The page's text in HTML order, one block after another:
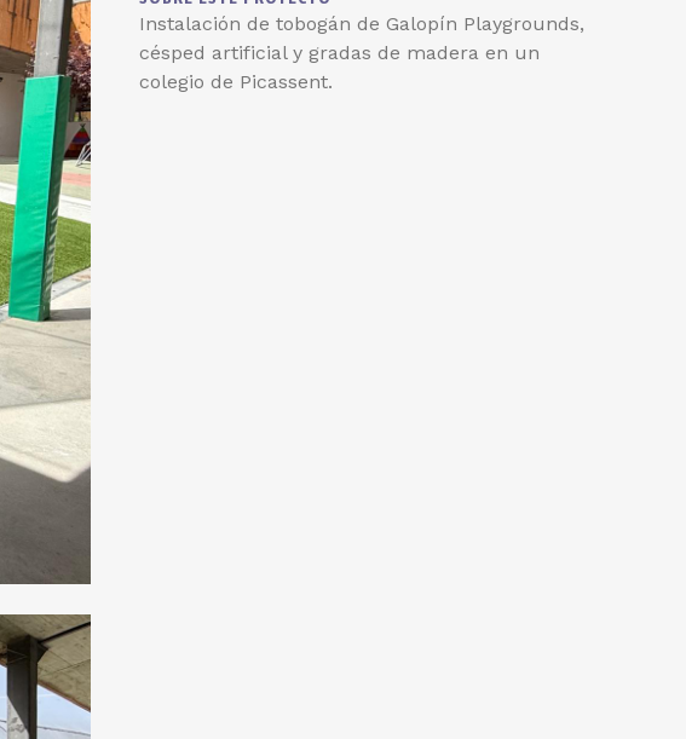
Instalación de tobogán de Galopín Playgrounds,
césped artificial y gradas de madera en un
colegio de Picassent.